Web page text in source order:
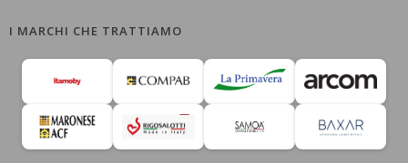
I MARCHI CHE TRATTIAMO